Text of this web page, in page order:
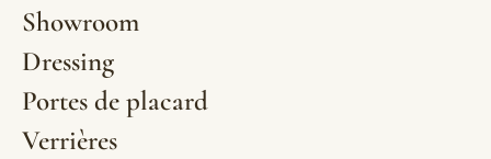
Showroom
Dressing
Portes de placard
Verrières